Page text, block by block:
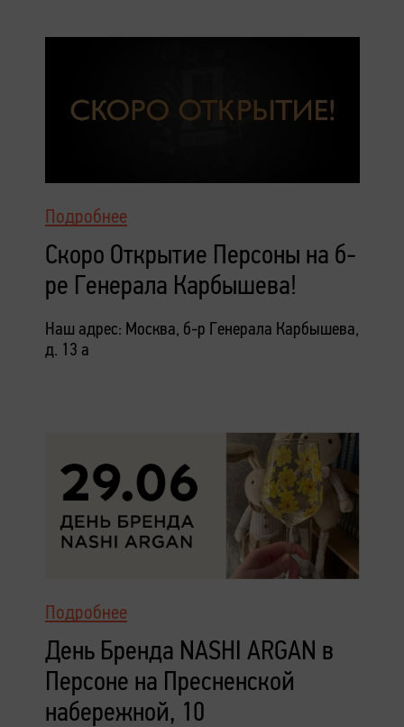
Подробнее
Скоро Открытие Персоны на б-
ре Генерала Карбышева!
Наш адрес: Москва, б-р Генерала Карбышева,
д. 13 а
Подробнее
День Бренда NASHI ARGAN в
Персоне на Пресненской
набережной, 10